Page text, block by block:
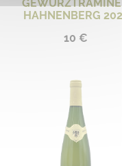
HAHNENBERG
10 €